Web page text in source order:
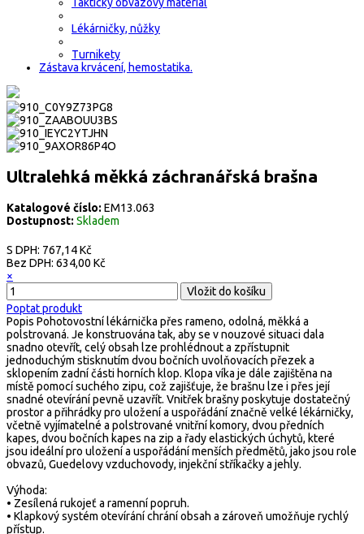
Lékárničky, nůžky
Turnikety
Zástava krvácení, hemostatika.
Ultralehká měkká záchranářská brašna
Katalogové číslo: EM13.063
Dostupnost: Skladem
S DPH: 767,14 Kč
Bez DPH: 634,00 Kč
×
Poptat produkt
Popis Pohotovostní lékárnička přes rameno, odolná, měkká a
polstrovaná. Je konstruována tak, aby se v nouzové situaci dala
snadno otevřít, celý obsah lze prohlédnout a zpřístupnit
jednoduchým stisknutím dvou bočních uvolňovacích přezek a
sklopením zadní části horních klop. Klopa víka je dále zajištěna na
místě pomocí suchého zipu, což zajišťuje, že brašnu lze i přes její
snadné otevírání pevně uzavřít. Vnitřek brašny poskytuje dostatečný
prostor a přihrádky pro uložení a uspořádání značně velké lékárničky,
včetně vyjímatelné a polstrované vnitřní komory, dvou předních
kapes, dvou bočních kapes na zip a řady elastických úchytů, které
jsou ideální pro uložení a uspořádání menších předmětů, jako jsou role
obvazů, Guedelovy vzduchovody, injekční stříkačky a jehly.
Výhoda:
• Zesílená rukojeť a ramenní popruh.
• Klapkový systém otevírání chrání obsah a zároveň umožňuje rychlý
přístup.